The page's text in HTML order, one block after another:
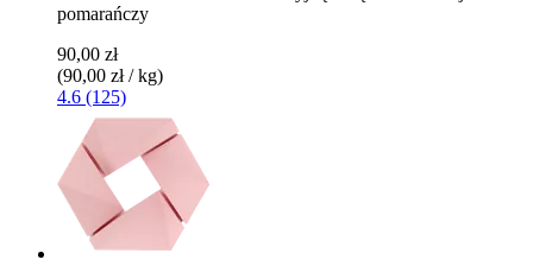
pomarańczy
90,00 zł
(90,00 zł / kg)
4.6 (125)